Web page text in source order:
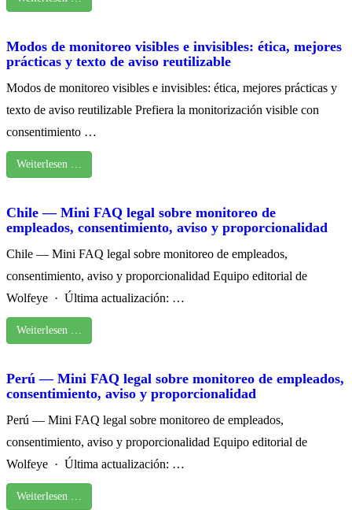
Modos de monitoreo visibles e invisibles: ética, mejores
prácticas y texto de aviso reutilizable
Modos de monitoreo visibles e invisibles: ética, mejores prácticas y
texto de aviso reutilizable Prefiera la monitorización visible con
consentimiento …
Weiterlesen …
Chile — Mini FAQ legal sobre monitoreo de
empleados, consentimiento, aviso y proporcionalidad
Chile — Mini FAQ legal sobre monitoreo de empleados,
consentimiento, aviso y proporcionalidad Equipo editorial de
Wolfeye · Última actualización: …
Weiterlesen …
Perú — Mini FAQ legal sobre monitoreo de empleados,
consentimiento, aviso y proporcionalidad
Perú — Mini FAQ legal sobre monitoreo de empleados,
consentimiento, aviso y proporcionalidad Equipo editorial de
Wolfeye · Última actualización: …
Weiterlesen …